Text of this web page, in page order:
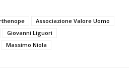
Associazione Valore Uomo
Giovanni Liguori
Massimo Niola